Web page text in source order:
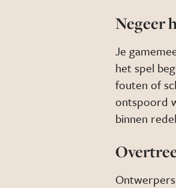
Negeer
Je
het spel
fouten of
ontspoord
binnen